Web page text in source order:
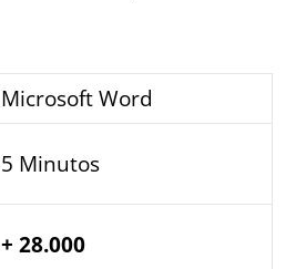
Microsoft Word
5 Minutos
+ 28.000